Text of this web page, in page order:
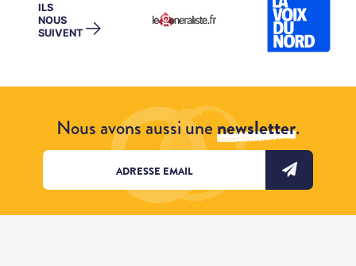
ILS
NOUS
SUIVENT →
Nous avons aussi unenewsletter.